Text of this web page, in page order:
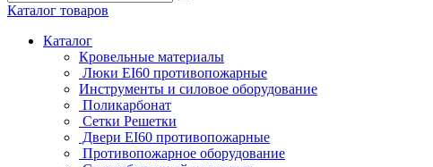
Каталог товаров
Каталог
Кровельные материалы
Люки EI60 противопожарные
Инструменты и силовое оборудование
Поликарбонат
Сетки Решетки
Двери EI60 противопожарные
Противопожарное оборудование